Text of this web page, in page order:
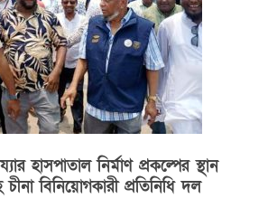
হাসপাতাল নির্মাণ প্রকল্পের স্থান
চীনা বিনিয়োগকারী প্রতিনিধি দল